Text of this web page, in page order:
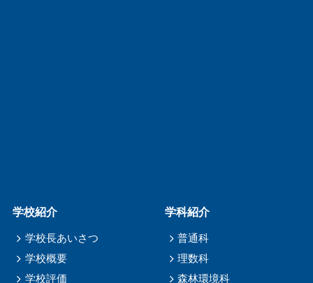
学校紹介
学校長あいさつ
学校概要
学校評価
学科紹介
普通科
理数科
森林環境科